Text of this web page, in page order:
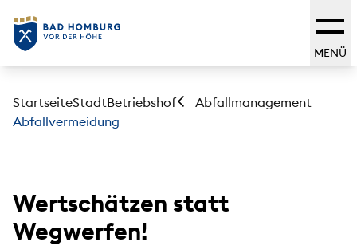
MENÜ
StartseiteStadtBetriebshof
Abfallmanagement
Abfallvermeidung
Wertschätzen statt
Wegwerfen!